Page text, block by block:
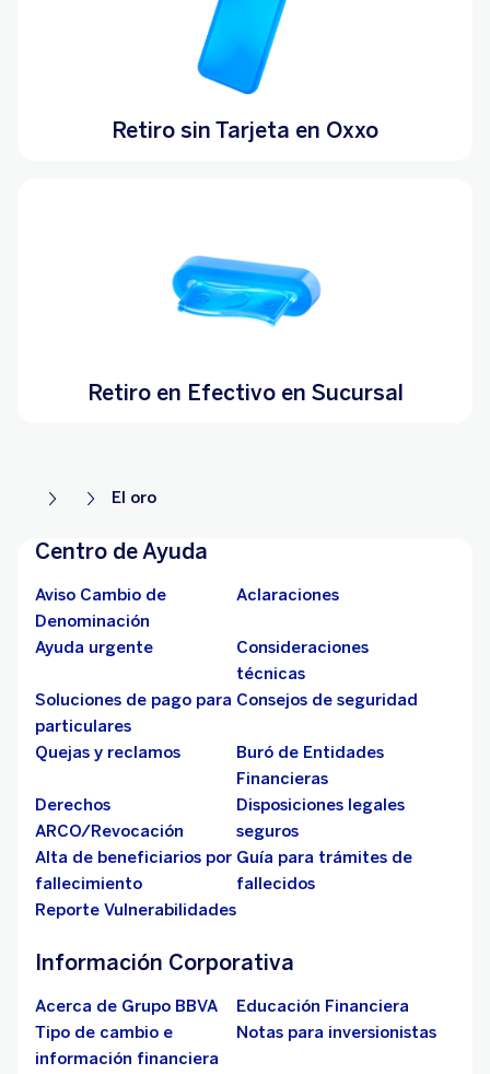
Retiro sin Tarjeta en Oxxo
Retiro en Efectivo en Sucursal
El oro
Centro de Ayuda
Aviso Cambio de
Denominación
Aclaraciones
Ayuda urgente
Consideraciones
técnicas
Soluciones de pago para
particulares
Consejos de seguridad
Quejas y reclamos
Buró de Entidades
Financieras
Derechos
ARCO/Revocación
Disposiciones legales
seguros
Alta de beneficiarios por
fallecimiento
Guía para trámites de
fallecidos
Reporte Vulnerabilidades
Información Corporativa
Acerca de Grupo BBVA
Educación Financiera
Tipo de cambio e
información financiera
Notas para inversionistas